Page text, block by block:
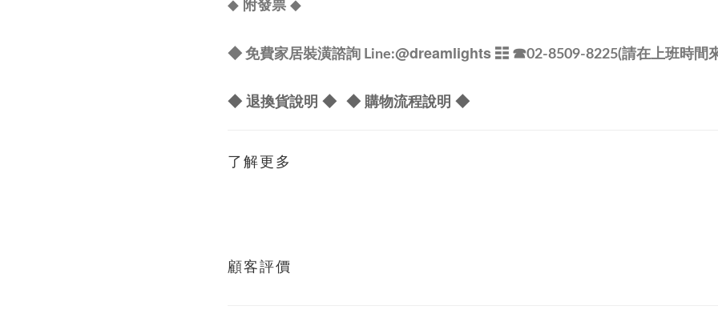
◆ 附發票 ◆
◆ 免費家居裝潢諮詢 Line:@dreamlights ☷ ☎02-8509-8225(請在上班時間
◆ 退換貨說明 ◆ ◆ 購物流程說明 ◆
了解更多
顧客評價